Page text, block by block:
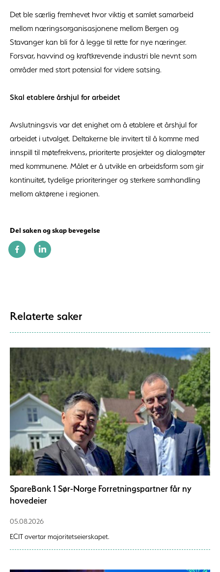
Det ble særlig fremhevet hvor viktig et samlet samarbeid
mellom næringsorganisasjonene mellom Bergen og
Stavanger kan bli for å legge til rette for nye næringer.
Forsvar, havvind og kraftkrevende industri ble nevnt som
områder med stort potensial for videre satsing.
Skal etablere årshjul for arbeidet
Avslutningsvis var det enighet om å etablere et årshjul for
arbeidet i utvalget. Deltakerne ble invitert til å komme med
innspill til møtefrekvens, prioriterte prosjekter og dialogmøter
med kommunene. Målet er å utvikle en arbeidsform som gir
kontinuitet, tydelige prioriteringer og sterkere samhandling
mellom aktørene i regionen.
Del saken og skap bevegelse
Relaterte saker
SpareBank 1 Sør-Norge Forretningspartner får ny
hovedeier
05.08.2026
ECIT overtar majoritetseierskapet.